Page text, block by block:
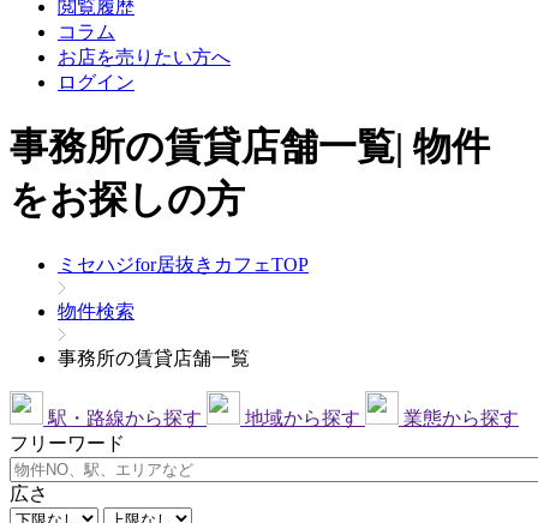
閲覧履歴
コラム
お店を売りたい方へ
ログイン
事務所の賃貸店舗一覧| 物件
をお探しの方
ミセハジfor居抜きカフェTOP
物件検索
事務所の賃貸店舗一覧
駅・路線から探す 地域から探す
業態から探す
フリーワード
広さ